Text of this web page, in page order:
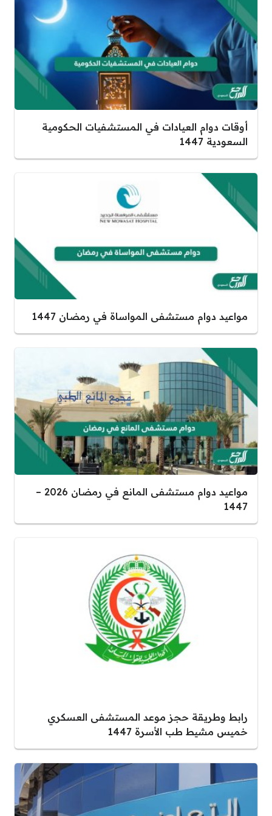
أوقات دوام العيادات في المستشفيات الحكومية
السعودية 1447
مواعيد دوام مستشفى المواساة في رمضان 1447
مواعيد دوام مستشفى المانع في رمضان 2026 –
1447
رابط وطريقة حجز موعد المستشفى العسكري
خميس مشيط طب الأسرة 1447